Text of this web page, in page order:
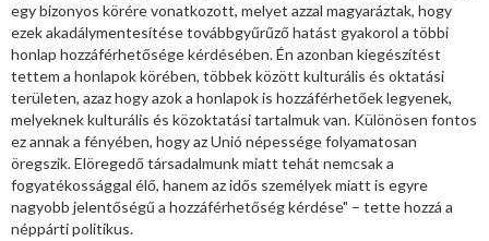
egy bizonyos körére vonatkozott, melyet azzal magyaráztak, hogy
ezek akadálymentesítése továbbgyűrűző hatást gyakorol a többi
honlap hozzáférhetősége kérdésében. Én azonban kiegészítést
tettem a honlapok körében, többek között kulturális és oktatási
területen, azaz hogy azok a honlapok is hozzáférhetőek legyenek,
melyeknek kulturális és közoktatási tartalmuk van. Különösen fontos
ez annak a fényében, hogy az Unió népessége folyamatosan
öregszik. Elöregedő társadalmunk miatt tehát nemcsak a
fogyatékossággal élő, hanem az idős személyek miatt is egyre
nagyobb jelentőségű a hozzáférhetőség kérdése" – tette hozzá a
néppárti politikus.